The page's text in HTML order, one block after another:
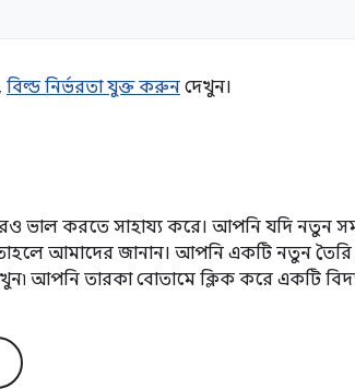
বিল্ড নির্ভরতা যুক্ত করুন দেখুন।
ভাল করতে সাহায্য করে। আপনি যদি নতুন
তাহলে আমাদের জানান। আপনি একটি নতুন
আপনি তারকা বোতামে ক্লিক করে একটি